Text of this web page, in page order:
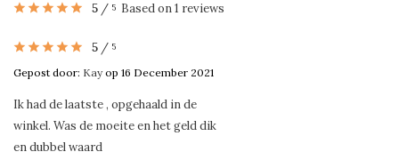
5 / 5 Based on 1 reviews
5 / 5
Gepost door: Kayop 16 December 2021
Ik had de laatste , opgehaald in de
winkel. Was de moeite en het geld dik
en dubbel waard